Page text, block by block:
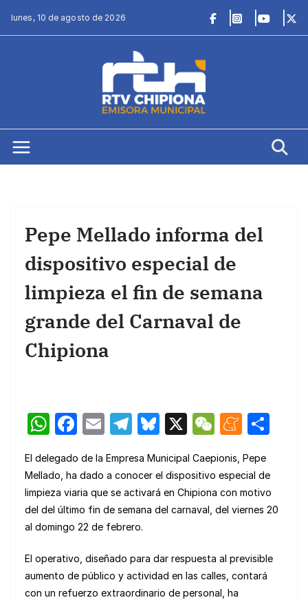
lunes, 10 de agosto de 2026
Pepe Mellado informa del
dispositivo especial de
limpieza el fin de semana
grande del Carnaval de
Chipiona
W
at
s
A
p
p
F
c
e
b
o
o
k
E
ail
T
e
gr
a
m
Bl
e
s
k
X
W
C
h
at
M
n
e
a
e
m
p
ar
El delegado de la Empresa Municipal Caepionis, Pepe
Mellado, ha dado a conocer el dispositivo especial de
limpieza viaria que se activará en Chipiona con motivo
del del último fin de semana del carnaval, del viernes 20
al domingo 22 de febrero.
El operativo, diseñado para dar respuesta al previsible
aumento de público y actividad en las calles, contará
con un refuerzo extraordinario de personal, ha